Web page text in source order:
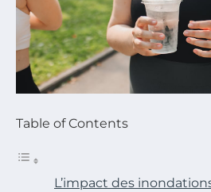
Table of Contents
L’impact des